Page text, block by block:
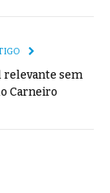
sem
Carneiro